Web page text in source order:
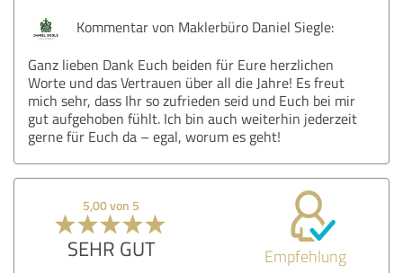
Kommentar von Maklerbüro Daniel Siegle:
Ganz lieben Dank Euch beiden für Eure herzlichen
Worte und das Vertrauen über all die Jahre! Es freut
mich sehr, dass Ihr so zufrieden seid und Euch bei mir
gut aufgehoben fühlt. Ich bin auch weiterhin jederzeit
gerne für Euch da – egal, worum es geht!
5,00 von 5
SEHR GUT Empfehlung